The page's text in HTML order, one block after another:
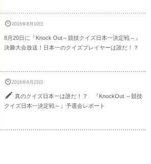
2016年8月10日
8月20日に『Knock Out～競技クイズ日本一決定戦～』
決勝大会放送！日本一のクイズプレイヤーは誰だ！？
2016年6月23日
真のクイズ日本一は誰だ！？ 『KnockOut ～競技
クイズ日本一決定戦～』予選会レポート